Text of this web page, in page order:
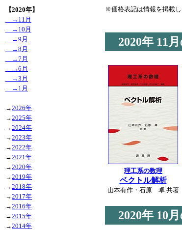
【2020年】
→11月
→10月
→9月
→8月
→7月
→6月
→3月
→1月
→2026年
→2025年
→2024年
→2023年
→2022年
→2021年
→2020年
→2019年
→2018年
→2017年
→2016年
→2015年
→2014年
※価格表記は情報を掲載し
2020年 11
理工系の数理
ベクトル解析
山本有作・石原 卓 共著
2020年 10